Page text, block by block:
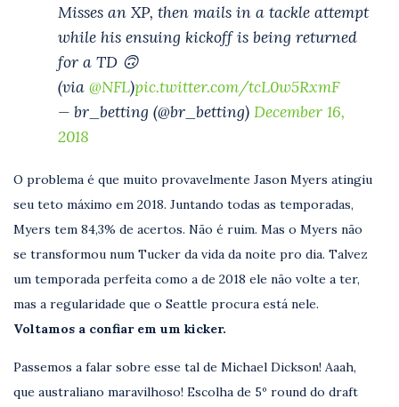
Misses an XP, then mails in a tackle attempt
while his ensuing kickoff is being returned
for a TD 🙃
(via @NFL)pic.twitter.com/tcL0w5RxmF
— br_betting (@br_betting) December 16,
2018
O problema é que muito provavelmente Jason Myers atingiu
seu teto máximo em 2018. Juntando todas as temporadas,
Myers tem 84,3% de acertos. Não é ruim. Mas o Myers não
se transformou num Tucker da vida da noite pro dia. Talvez
um temporada perfeita como a de 2018 ele não volte a ter,
mas a regularidade que o Seattle procura está nele.
Voltamos a confiar em um kicker.
Passemos a falar sobre esse tal de Michael Dickson! Aaah,
que australiano maravilhoso! Escolha de 5º round do draft